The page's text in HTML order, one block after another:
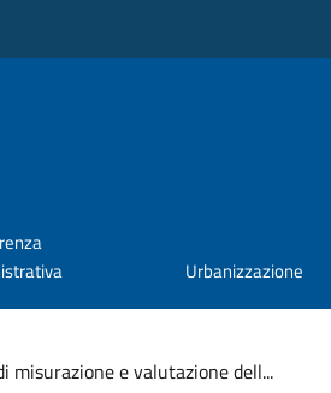
Urbanizzazione
misurazione e valutazione dell...